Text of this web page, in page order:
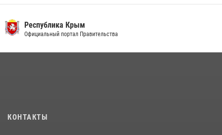
Республика Крым
Официальный портал Правительства
КОНТАКТЫ